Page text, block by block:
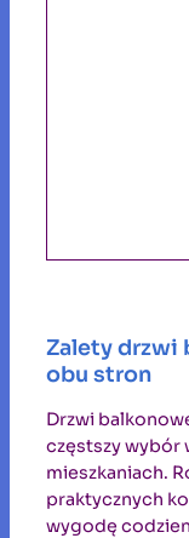
Zalety drzwi
obu stron
Drzwi
częstszy wybór
mieszkaniach.
praktycznych
wygodę